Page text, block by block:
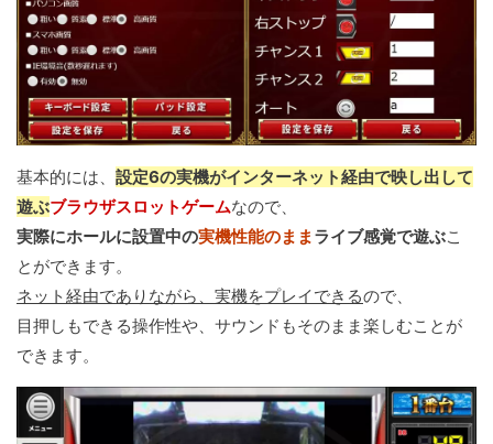
基本的には、 設定6の実機がインターネット経由で映し出して
遊ぶブラウザスロットゲームなので、
実際にホールに設置中の実機性能のまま ライブ感覚で遊ぶこ
とができます。
ネット経由でありながら、実機をプレイできるので、
目押しもできる操作性や、サウンドもそのまま楽しむことが
できます。